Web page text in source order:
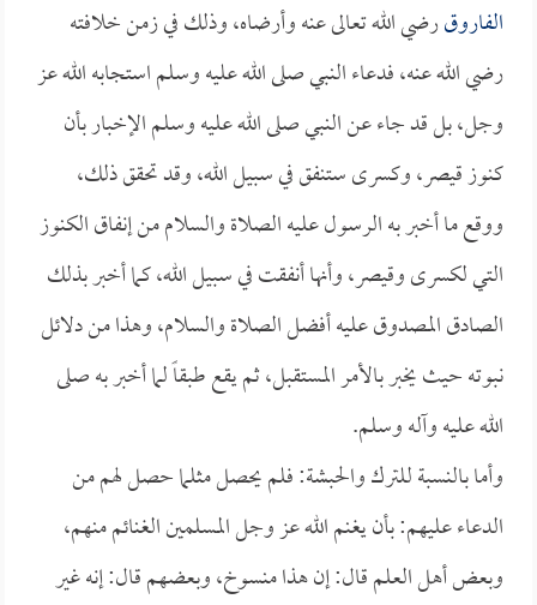
الفاروقرضي الله تعالى عنه وأرضاه، وذلك في زمن خلافته
رضي الله عنه، فدعاء النبي صلى الله عليه وسلم استجابه الله عز
وجل، بل قد جاء عن النبي صلى الله عليه وسلم الإخبار بأن
كنوز قيصر، وكسرى ستنفق في سبيل الله، وقد تحقق ذلك،
ووقع ما أخبر به الرسول عليه الصلاة والسلام من إنفاق الكنوز
التي لكسرى وقيصر، وأنها أنفقت في سبيل الله، كما أخبر بذلك
الصادق المصدوق عليه أفضل الصلاة والسلام، وهذا من دلائل
نبوته حيث يخبر بالأمر المستقبل، ثم يقع طبقاً لما أخبر به صلى
الله عليه وآله وسلم.
وأما بالنسبة للترك والحبشة: فلم يحصل مثلما حصل لهم من
الدعاء عليهم: بأن يغنم الله عز وجل المسلمين الغنائم منهم،
وبعض أهل العلم قال: إن هذا منسوخ، وبعضهم قال: إنه غير